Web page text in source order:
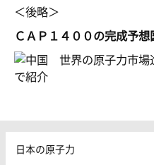
＜後略＞
ＣＡＰ１４００の完成予想
日本の原子力